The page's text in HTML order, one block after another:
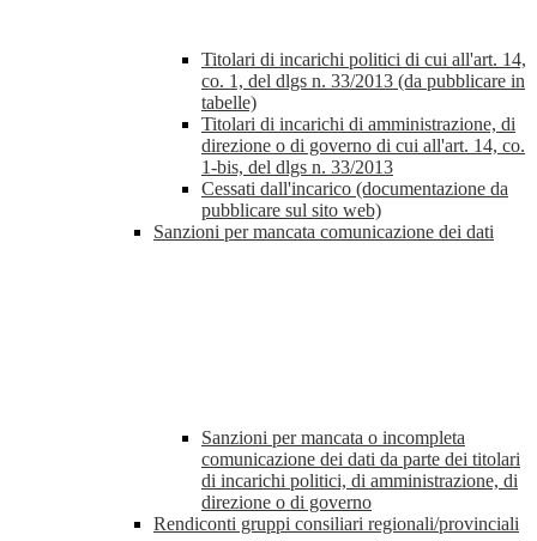
Titolari di incarichi politici di cui all'art. 14,
co. 1, del dlgs n. 33/2013 (da pubblicare in
tabelle)
Titolari di incarichi di amministrazione, di
direzione o di governo di cui all'art. 14, co.
1-bis, del dlgs n. 33/2013
Cessati dall'incarico (documentazione da
pubblicare sul sito web)
Sanzioni per mancata comunicazione dei dati
Sanzioni per mancata o incompleta
comunicazione dei dati da parte dei titolari
di incarichi politici, di amministrazione, di
direzione o di governo
Rendiconti gruppi consiliari regionali/provinciali